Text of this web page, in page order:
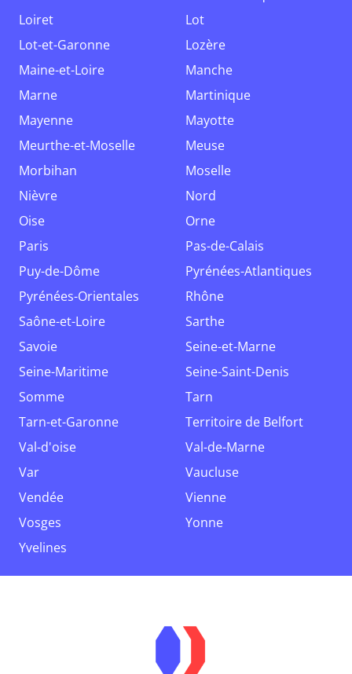
Loiret
Lot
Lot-et-Garonne
Lozère
Maine-et-Loire
Manche
Marne
Martinique
Mayenne
Mayotte
Meurthe-et-Moselle
Meuse
Morbihan
Moselle
Nièvre
Nord
Oise
Orne
Paris
Pas-de-Calais
Puy-de-Dôme
Pyrénées-Atlantiques
Pyrénées-Orientales
Rhône
Saône-et-Loire
Sarthe
Savoie
Seine-et-Marne
Seine-Maritime
Seine-Saint-Denis
Somme
Tarn
Tarn-et-Garonne
Territoire de Belfort
Val-d'oise
Val-de-Marne
Var
Vaucluse
Vendée
Vienne
Vosges
Yonne
Yvelines